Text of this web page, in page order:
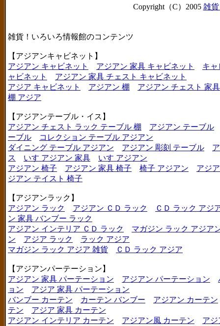
Copyright（C）2005 雑
雑貨！いろいろ情報館のコンテンツ
【アジアンキャビネット】
アジアン キャビネット
アジアン 家具 キャビネット
キャ
ャビネット
アジアン 家具 チェスト キャビネット
アジア キャビネット
アジアン 棚
アジアン チェスト 家
棚 アジア
【アジアンテーブル・イス】
アジアン チェスト ラック テーブル 棚
アジアン テーブル
ーブル
コレクション テーブル アジアン
ダイニング テーブル アジアン
アジアン 彫刻 テーブル
ス
いす アジアン 家具
いす アジアン
アジアン 椅子
アジアン 家具 椅子 椅子 アジアン
アジ
ジアン テイスト 椅子
【アジアンラック】
アジアン ラック
アジアン ＣＤ ラック
ＣＤ ラック アジ
ン 家具 バンブー ラック
アジアン インテリア ＣＤ ラック
マガジン ラック アジア
ン
アジア ラック
ラック アジア
マガジン ラック アジア 雑貨
ＣＤ ラック アジア
【アジアンパーテーション】
アジアン 家具 パーテーション
アジアン パーテーション
ョン
アジア 家具 パーテーション
バンブー カーテン
カーテン バンブー
アジアン カーテン
テン
アジア 家具 カーテン
アジアン インテリア カーテン
アジアン風 カーテン
アジ